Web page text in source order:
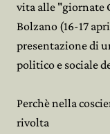
vita alle "giornate
Bolzano (16-17
presentazione di
politico e sociale
Perchè nella
rivolta